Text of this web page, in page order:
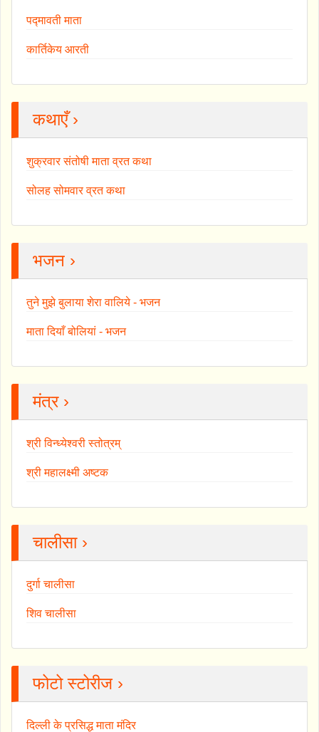
पद्मावती माता
कार्तिकेय आरती
कथाएँ ›
शुक्रवार संतोषी माता व्रत कथा
सोलह सोमवार व्रत कथा
भजन ›
तुने मुझे बुलाया शेरा वालिये - भजन
माता दियाँ बोलियां - भजन
मंत्र ›
श्री विन्ध्येश्वरी स्तोत्रम्
श्री महालक्ष्मी अष्टक
चालीसा ›
दुर्गा चालीसा
शिव चालीसा
फोटो स्टोरीज ›
दिल्ली के प्रसिद्ध माता मंदिर